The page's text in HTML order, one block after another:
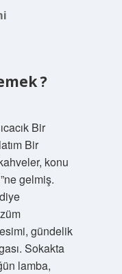
?
Bir
Bir
konu
gelmiş.
gündelik
Sokakta
lamba,